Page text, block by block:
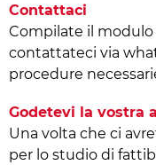
Contattaci
Compilate il
contattateci via
procedure
Godetevi la vostra
Una volta che ci
per lo studio di